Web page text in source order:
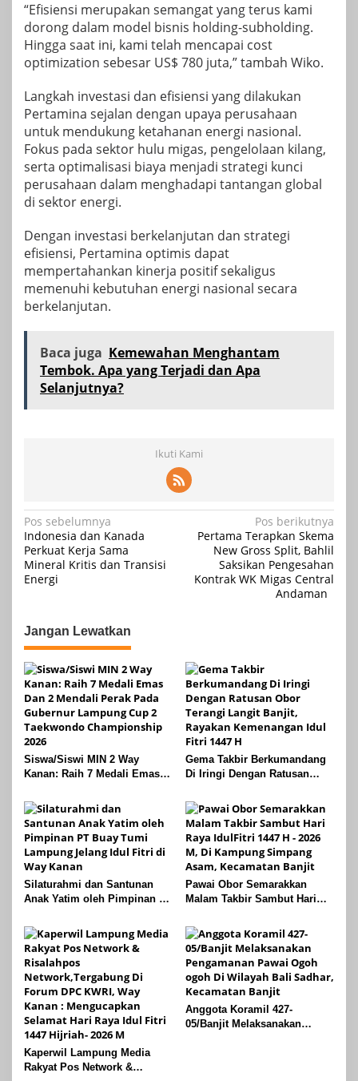
“Efisiensi merupakan semangat yang terus kami
dorong dalam model bisnis holding-subholding.
Hingga saat ini, kami telah mencapai cost
optimization sebesar US$ 780 juta,” tambah Wiko.
Langkah investasi dan efisiensi yang dilakukan
Pertamina sejalan dengan upaya perusahaan
untuk mendukung ketahanan energi nasional.
Fokus pada sektor hulu migas, pengelolaan kilang,
serta optimalisasi biaya menjadi strategi kunci
perusahaan dalam menghadapi tantangan global
di sektor energi.
Dengan investasi berkelanjutan dan strategi
efisiensi, Pertamina optimis dapat
mempertahankan kinerja positif sekaligus
memenuhi kebutuhan energi nasional secara
berkelanjutan.
Baca juga Kemewahan Menghantam
Tembok. Apa yang Terjadi dan Apa
Selanjutnya?
Ikuti Kami
Navigasi
pos
Pos sebelumnya
Indonesia dan Kanada
Perkuat Kerja Sama
Mineral Kritis dan Transisi
Energi
Pos berikutnya
Pertama Terapkan Skema
New Gross Split, Bahlil
Saksikan Pengesahan
Kontrak WK Migas Central
Andaman
Jangan Lewatkan
Siswa/Siswi MIN 2 Way
Kanan: Raih 7 Medali Emas
Gubernur Lampung Cup 2
Taekwondo Championship
2026
Gema Takbir Berkumandang
Di Iringi Dengan Ratusan
Rayakan Kemenangan Idul
Fitri 1447 H
Silaturahmi dan Santunan
Anak Yatim oleh Pimpinan PT
Idul Fitri di Way Kanan
Pawai Obor Semarakkan
Malam Takbir Sambut Hari
M, Di Kampung Simpang
Asam, Kecamatan Banjit
Kaperwil Lampung Media
Rakyat Pos Network &
Anggota Koramil 427-
05/Banjit Melaksanakan